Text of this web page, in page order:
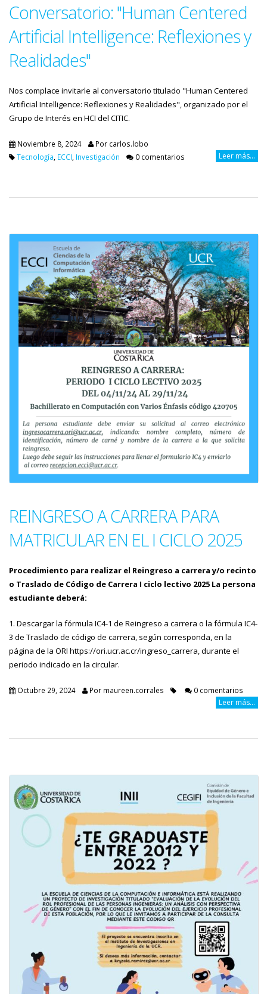
Conversatorio: "Human Centered
Artificial Intelligence: Reflexiones y
Realidades"
Nos complace invitarle al conversatorio titulado "Human Centered
Artificial Intelligence: Reflexiones y Realidades", organizado por el
Grupo de Interés en HCI del CITIC.
Noviembre 8, 2024 Por carlos.lobo
Tecnología, ECCI, Investigación 0 comentarios Leer más...
REINGRESO A CARRERA PARA
MATRICULAR EN EL I CICLO 2025
Procedimiento para realizar el Reingreso a carrera y/o recinto
o Traslado de Código de Carrera I ciclo lectivo 2025 La persona
estudiante deberá:
1. Descargar la fórmula IC4-1 de Reingreso a carrera o la fórmula IC4-
3 de Traslado de código de carrera, según corresponda, en la
página de la ORI https://ori.ucr.ac.cr/ingreso_carrera, durante el
periodo indicado en la circular.
Octubre 29, 2024 Por maureen.corrales 0 comentarios
Leer más...